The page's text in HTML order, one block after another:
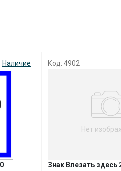
Наличие Код: 4902
Нет
Знак Влезать здесь